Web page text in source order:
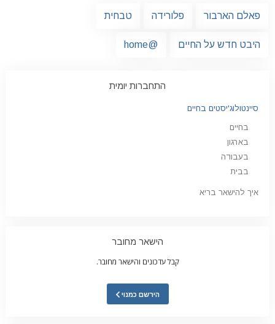
פאלם הארבור פלורידה טבחית
היבט חדש על החיים @home
התחברות יומית
סיינטולוג'יסטים בחיים
בחיים
בארגון
בעבודה
בבית
איך להישאר בריא
הישאר מחובר
קבל עדכונים והישאר מחובר.
הירשם כמנוי